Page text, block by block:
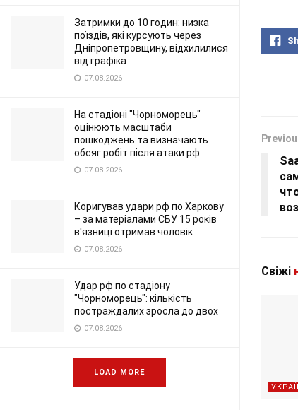
Затримки до 10 годин: низка
поїздів, які курсують через
Дніпропетровщину, відхилилися
від графіка
07.08.2026
На стадіоні "Чорноморець"
оцінюють масштаби
пошкоджень та визначають
обсяг робіт після атаки рф
07.08.2026
Коригував удари рф по Харкову
– за матеріалами СБУ 15 років
в'язниці отримав чоловік
07.08.2026
Удар рф по стадіону
"Чорноморець": кількість
постраждалих зросла до двох
07.08.2026
LOAD MORE
Свіжі